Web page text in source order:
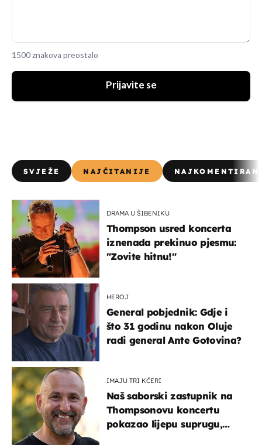
1500 znakova preostalo
Prijavite se
SVJEŽE NAJČITANIJE
DRAMA U ŠIBENIKU
Thompson usred koncerta
iznenada prekinuo pjesmu:
"Zovite hitnu!"
HEROJ
General pobjednik: Gdje i
što 31 godinu nakon Oluje
radi general Ante Gotovina?
IMAJU TRI KĆERI
Naš saborski zastupnik na
Thompsonovu koncertu
pokazao lijepu suprugu,